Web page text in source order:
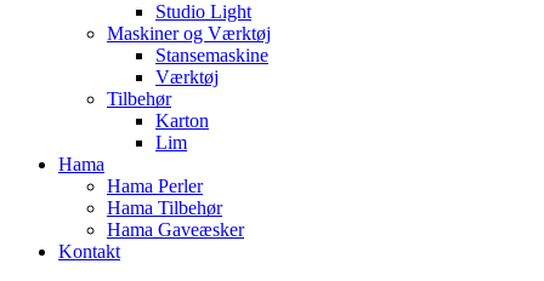
Studio Light
Maskiner og Værktøj
Stansemaskine
Værktøj
Tilbehør
Karton
Lim
Hama
Hama Perler
Hama Tilbehør
Hama Gaveæsker
Kontakt